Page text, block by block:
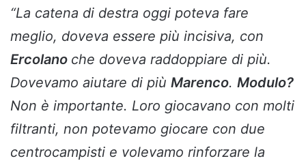
“La catena di destra oggi poteva fare
meglio, doveva essere più incisiva, con
Ercolano che doveva raddoppiare di più.
Dovevamo aiutare di più Marenco. Modulo?
Non è importante. Loro giocavano con molti
filtranti, non potevamo giocare con due
centrocampisti e volevamo rinforzare la